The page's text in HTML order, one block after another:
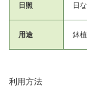
日照 日
用途 鉢植
利用方法